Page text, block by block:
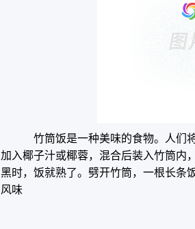
竹筒饭是一种美味的食物。人们
加入椰子汁或椰蓉，混合后装入竹筒内
黑时，饭就熟了。劈开竹筒，一根长条
风味